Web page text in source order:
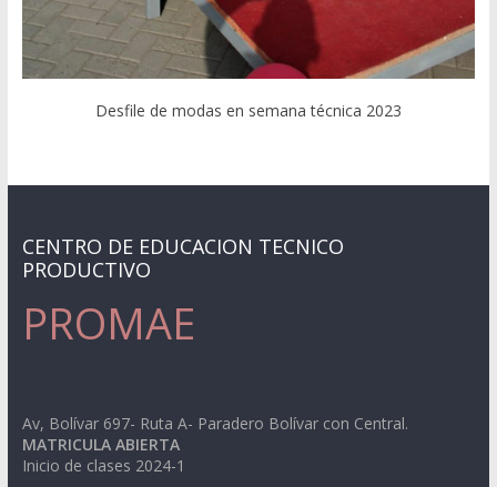
Desfile de modas en semana técnica 2023
CENTRO DE EDUCACION TECNICO
PRODUCTIVO
PROMAE
Av, Bolívar 697- Ruta A- Paradero Bolívar con Central.
MATRICULA ABIERTA
Inicio de clases 2024-1